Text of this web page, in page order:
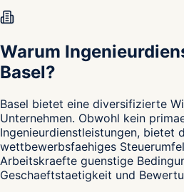
Warum
Basel?
Basel bietet eine diversifizierte
Unternehmen. Obwohl kein
Ingenieurdienstleistungen, bietet
wettbewerbsfaehiges
Arbeitskraefte guenstige
Geschaeftstaetigkeit und